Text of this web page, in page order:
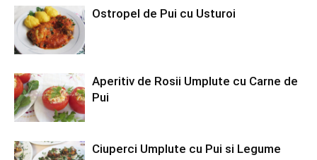
Ostropel de Pui cu Usturoi
Aperitiv de Rosii Umplute cu Carne de
Pui
Ciuperci Umplute cu Pui si Legume